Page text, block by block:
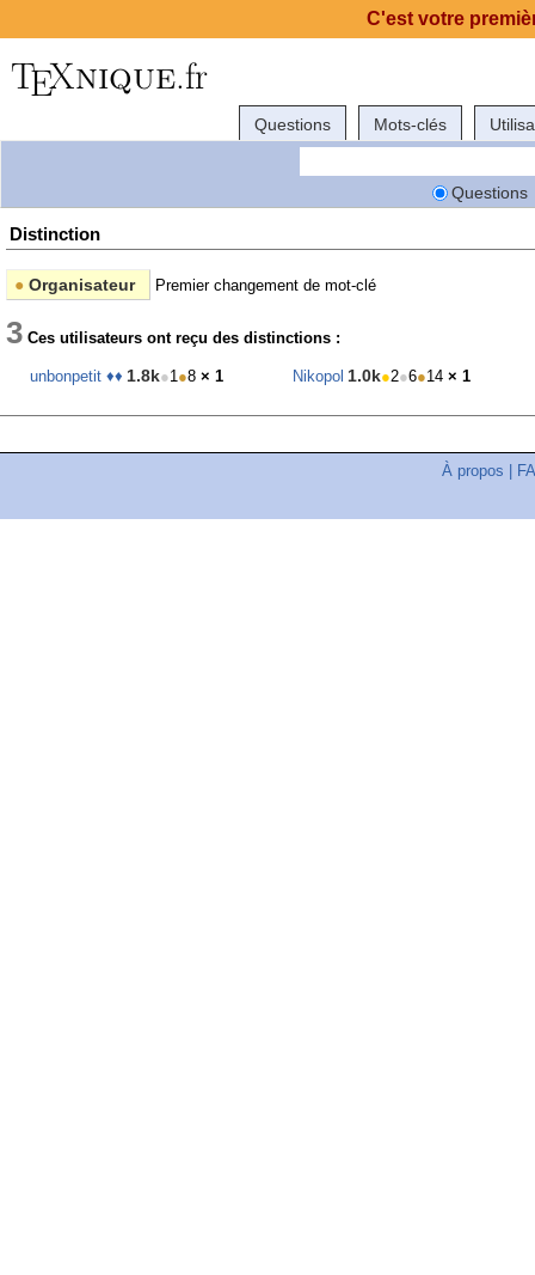
Questions Mots-clés
Questions
Distinction
● Organisateur Premier changement de mot-clé
3 Ces utilisateurs ont reçu des distinctions :
unbonpetit ♦♦ 1.8k●1●8 × 1 Nikopol 1.0k●2●6●14 × 1
À propos
C'est votre